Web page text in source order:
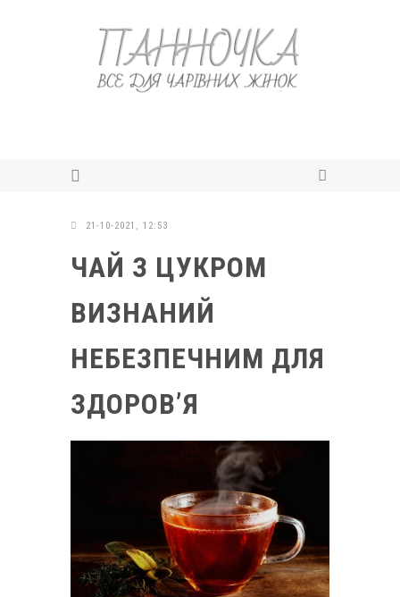
21-10-2021, 12:53
ЧАЙ З ЦУКРОМ
ВИЗНАНИЙ
НЕБЕЗПЕЧНИМ ДЛЯ
ЗДОРОВ’Я